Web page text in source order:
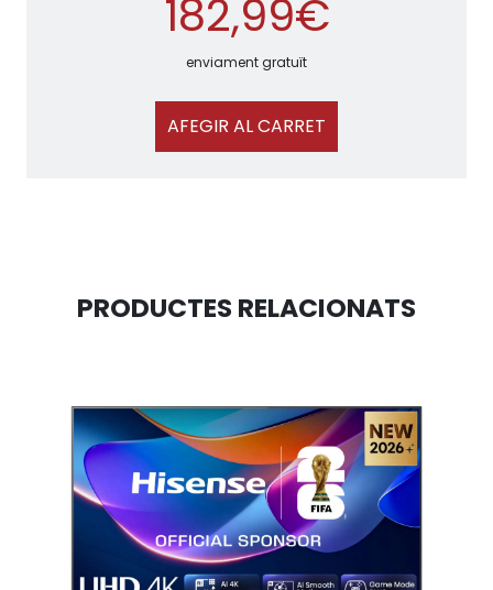
182,99€
enviament gratuït
AFEGIR AL CARRET
PRODUCTES RELACIONATS